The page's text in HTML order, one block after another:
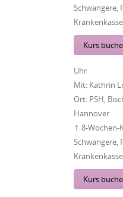
Schwangere,
Kurs
Uhr
Mit: Kathrin
Ort: PSH,
Hannover
↑ 8-Wochen-
Schwangere,
Kurs